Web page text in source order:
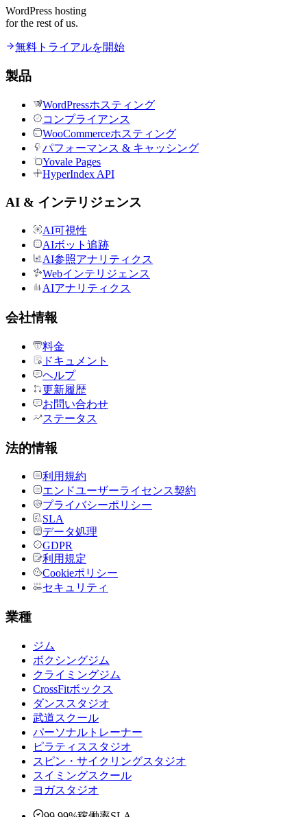
WordPress hosting
for the rest of us.
無料トライアルを開始
製品
WordPressホスティング
コンプライアンス
WooCommerceホスティング
パフォーマンス & キャッシング
Yovale Pages
HyperIndex API
AI & インテリジェンス
AI可視性
AIボット追跡
AI参照アナリティクス
Webインテリジェンス
AIアナリティクス
会社情報
料金
ドキュメント
ヘルプ
更新履歴
お問い合わせ
ステータス
法的情報
利用規約
エンドユーザーライセンス契約
プライバシーポリシー
SLA
データ処理
GDPR
利用規定
Cookieポリシー
セキュリティ
業種
ジム
ボクシングジム
クライミングジム
CrossFitボックス
ダンススタジオ
武道スクール
パーソナルトレーナー
ピラティススタジオ
スピン・サイクリングスタジオ
スイミングスクール
ヨガスタジオ